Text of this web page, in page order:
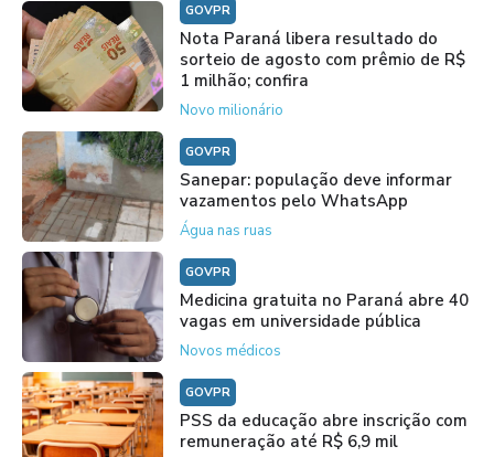
GOVPR
Nota Paraná libera resultado do
sorteio de agosto com prêmio de R$
1 milhão; confira
Novo milionário
GOVPR
Sanepar: população deve informar
vazamentos pelo WhatsApp
Água nas ruas
GOVPR
Medicina gratuita no Paraná abre 40
vagas em universidade pública
Novos médicos
GOVPR
PSS da educação abre inscrição com
remuneração até R$ 6,9 mil